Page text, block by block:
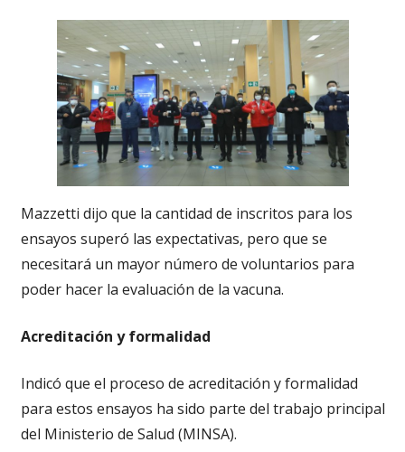
Mazzetti dijo que la cantidad de inscritos para los
ensayos superó las expectativas, pero que se
necesitará un mayor número de voluntarios para
poder hacer la evaluación de la vacuna.
Acreditación y formalidad
Indicó que el proceso de acreditación y formalidad
para estos ensayos ha sido parte del trabajo principal
del Ministerio de Salud (MINSA).